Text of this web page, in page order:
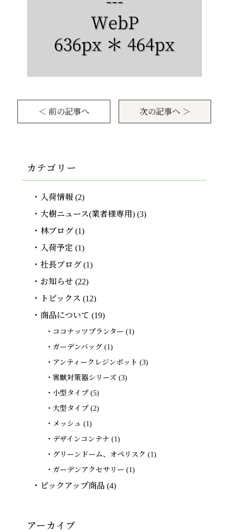
＜ 前の記事へ 次の記事へ ＞
カテゴリー
入荷情報 (2)
大樹ニュース(業者様専用)(3)
林ブログ(1)
入荷予定 (1)
社長ブログ(1)
お知らせ (22)
トピックス (12)
商品について (19)
ココナッツプランター (1)
ガーデンバッグ(1)
アンティークレジンポット (3)
害獣対策器シリーズ(3)
小型タイプ(5)
大型タイプ(2)
メッシュ (1)
デザインコンテナ (1)
グリーンドーム、オペリスク (1)
ガーデンアクセサリー (1)
ピックアップ商品 (4)
アーカイブ